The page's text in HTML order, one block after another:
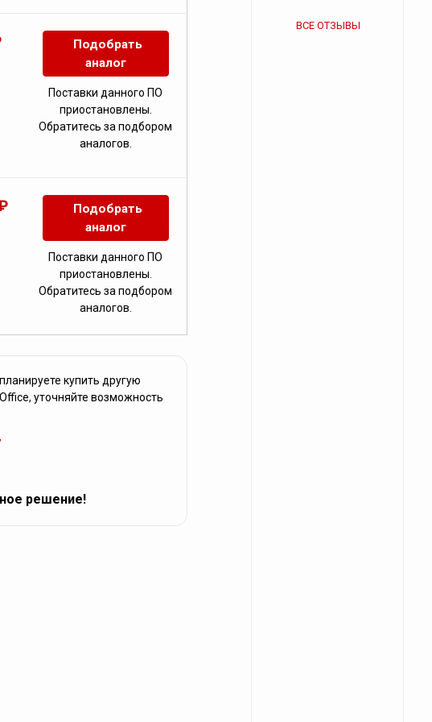
Подобрать
аналог
Поставки данного ПО
приостановлены.
Обратитесь за подбором
аналогов.
Подобрать
аналог
Поставки данного ПО
приостановлены.
Обратитесь за подбором
аналогов.
купить другую
уточняйте возможность
решение!
ВСЕ ОТЗЫВЫ